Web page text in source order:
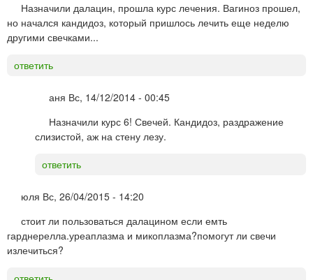
Назначили далацин, прошла курс лечения. Вагиноз прошел,
но начался кандидоз, который пришлось лечить еще неделю
другими свечками...
ответить
аня Вс, 14/12/2014 - 00:45
Назначили курс 6! Свечей. Кандидоз, раздражение
слизистой, аж на стену лезу.
ответить
юля Вс, 26/04/2015 - 14:20
стоит ли пользоваться далацином если емть
гарднерелла.уреаплазма и микоплазма?помогут ли свечи
излечиться?